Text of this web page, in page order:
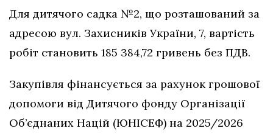
Для дитячого садка №2, що розташований за
адресою вул. Захисників України, 7, вартість
робіт становить 185 384,72 гривень без ПДВ.
Закупівля фінансується за рахунок грошової
допомоги від Дитячого фонду Організації
Об’єднаних Націй (ЮНІСЕФ) на 2025/2026